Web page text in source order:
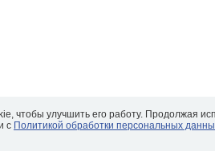
чтобы улучшить его работу. Продолжая
с Политикой обработки персональных